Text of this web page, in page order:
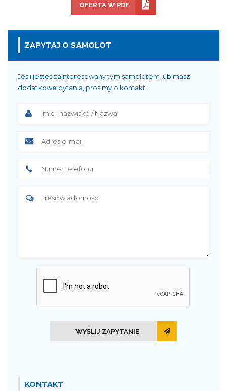
OFERTA W PDF
ZAPYTAJ O SAMOLOT
Jeśli jesteś zainteresowany tym samolotem lub masz
dodatkowe pytania, prosimy o kontakt.
WYŚLIJ ZAPYTANIE
KONTAKT